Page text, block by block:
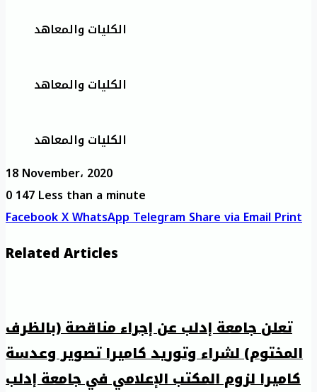
الكليات والمعاهد
الكليات والمعاهد
الكليات والمعاهد
18 November، 2020
0147Less than a minute
FacebookXWhatsAppTelegramShare via EmailPrint
Related Articles
تعلن جامعة إدلب عن إجراء مناقصة (بالظرف
المختوم) لشراء وتوريد كاميرا تصوير وعدسة
كاميرا لزوم المكتب الإعلامي في جامعة إدلب